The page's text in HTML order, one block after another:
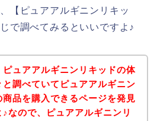
【ピュアアルギニンリキッ
で調べてみるといいですよ♪
ピュアアルギニンリキッドの体
と調べていてピュアアルギニン
商品を購入できるページを発見
♪なので、ピュアアルギニンリ